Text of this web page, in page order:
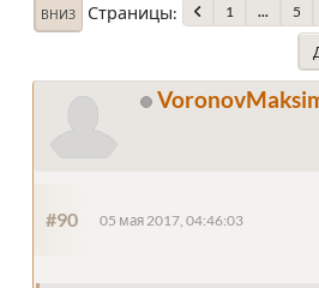
ВНИЗ Страницы 1 ... 5
#90 05 мая 2017, 04:46:03